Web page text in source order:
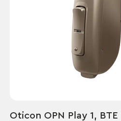
Oticon OPN Play 1, BTE